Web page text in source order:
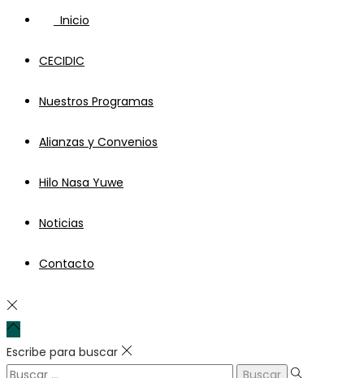
Inicio
CECIDIC
Nuestros Programas
Alianzas y Convenios
Hilo Nasa Yuwe
Noticias
Contacto
Escribe para buscar
Búsqueda